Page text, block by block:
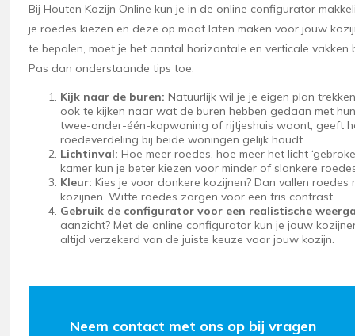
Bij Houten Kozijn Online kun je in de online configurator
je roedes kiezen en deze op maat laten maken voor jouw
te bepalen, moet je het aantal horizontale en verticale vakken
Pas dan onderstaande tips toe.
Kijk naar de buren: Natuurlijk wil je je eigen plan
ook te kijken naar wat de buren hebben gedaan met
twee-onder-één-kapwoning of rijtjeshuis woont, geeft
roedeverdeling bij beide woningen gelijk houdt.
Lichtinval: Hoe meer roedes, hoe meer het licht
kamer kun je beter kiezen voor minder of slankere
Kleur: Kies je voor donkere kozijnen? Dan vallen
kozijnen. Witte roedes zorgen voor een fris contrast.
Gebruik de configurator voor een realistische
aanzicht? Met de online configurator kun je jouw
altijd verzekerd van de juiste keuze voor jouw kozijn.
Neem contact met ons op bij vragen